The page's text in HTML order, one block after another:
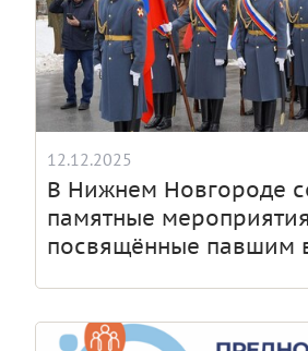
12.12.2025
В Нижнем Новгороде
памятные
посвящённые павшим